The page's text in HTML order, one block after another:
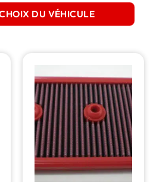
DU VÉHICULE